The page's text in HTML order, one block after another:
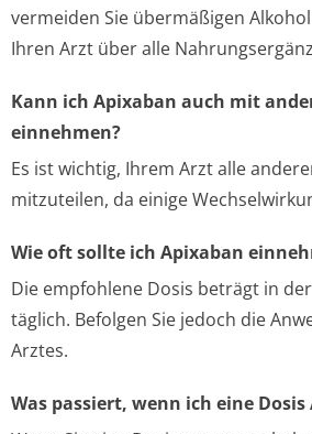
vermeiden Sie übermäßigen
Ihren Arzt über alle
Kann ich Apixaban auch mit
einnehmen?
Es ist wichtig, Ihrem Arzt alle
mitzuteilen, da einige
Wie oft sollte ich Apixaban
Die empfohlene Dosis beträgt in
täglich. Befolgen Sie jedoch die
Arztes.
Was passiert, wenn ich eine Dosis